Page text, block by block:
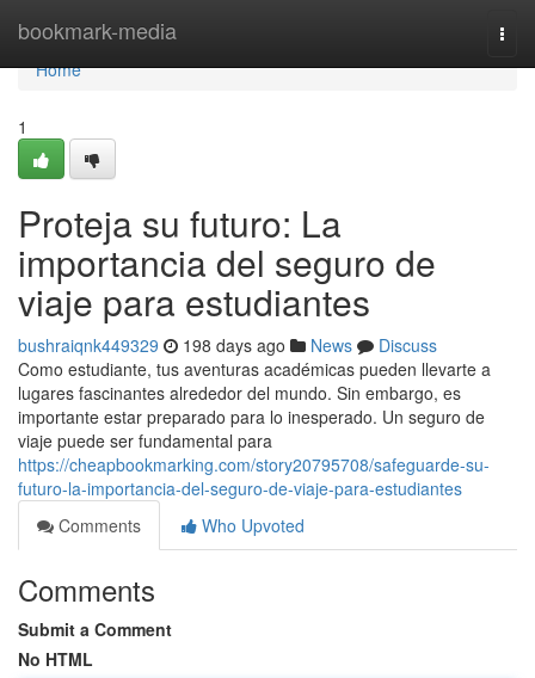
bookmark-media
Home
Home
1
Proteja su futuro: La
importancia del seguro de
viaje para estudiantes
bushraiqnk449329 198 days ago News
Discuss
Como estudiante, tus aventuras académicas pueden llevarte a
lugares fascinantes alrededor del mundo. Sin embargo, es
importante estar preparado para lo inesperado. Un seguro de
viaje puede ser fundamental para
https://cheapbookmarking.com/story20795708/safeguarde-su-
futuro-la-importancia-del-seguro-de-viaje-para-estudiantes
Comments
Who Upvoted
Comments
Submit a Comment
No HTML